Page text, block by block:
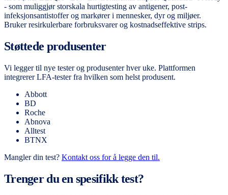
- som muliggjør storskala hurtigtesting av antigener, post-
infeksjonsantistoffer og markører i mennesker, dyr og miljøer.
Bruker resirkulerbare forbruksvarer og kostnadseffektive strips.
Støttede produsenter
Vi legger til nye tester og produsenter hver uke. Plattformen
integrerer LFA-tester fra hvilken som helst produsent.
Abbott
BD
Roche
Abnova
Alltest
BTNX
Mangler din test? Kontakt oss for å legge den til.
Trenger du en spesifikk test?